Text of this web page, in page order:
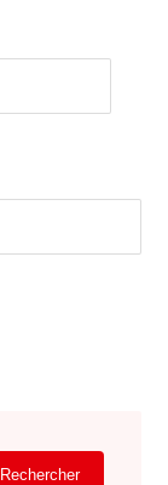
Rechercher